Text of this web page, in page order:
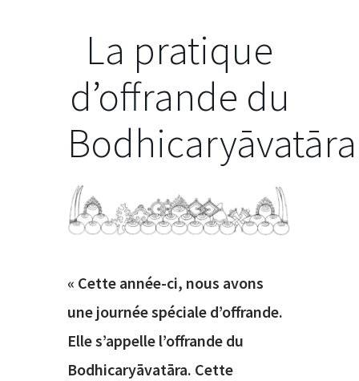
La pratique
d’offrande du
Bodhicaryāvatāra
« Cette année-ci, nous avons
une journée spéciale d’offrande.
Elle s’appelle l’offrande du
Bodhicaryāvatāra. Cette